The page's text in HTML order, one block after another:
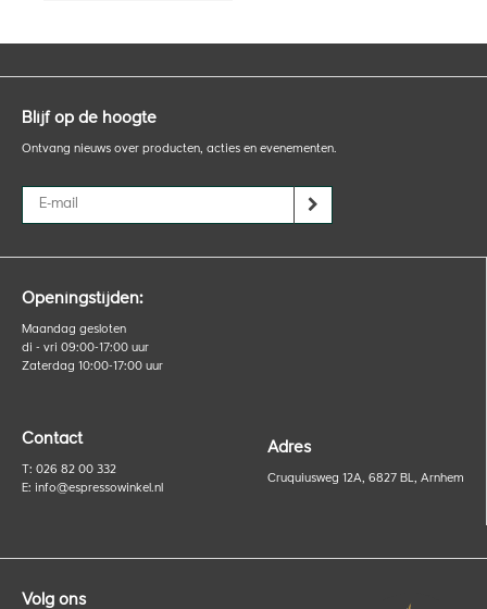
Volg ons
Openingstijden:
Maandag gesloten
di - vri 09:00-17:00 uur
Zaterdag 10:00-17:00 uur
Contact
T: 026 82 00 332
E: info@espressowinkel.nl
Adres
Cruquiusweg 12A, 6827 BL, Arnhem
Blijf op de hoogte
Ontvang nieuws over producten, acties en evenementen.